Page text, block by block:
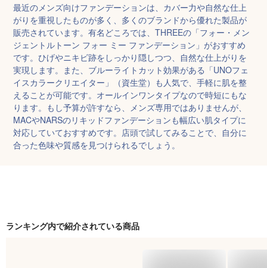
最近のメンズ向けファンデーションは、カバー力や自然な仕上
がりを重視したものが多く、多くのブランドから優れた製品が
販売されています。有名どころでは、THREEの「フォー・メン
ジェントルトーン フォー ミー ファンデーション」がおすすめ
です。ひげやニキビ跡をしっかり隠しつつ、自然な仕上がりを
実現します。また、ブルーライトカット効果がある「UNOフェ
イスカラークリエイター」（資生堂）も人気で、手軽に肌を整
えることが可能です。オールインワンタイプなので時短にもな
ります。もし予算が許すなら、メンズ専用ではありませんが、
MACやNARSのリキッドファンデーションも幅広い肌タイプに
対応していておすすめです。店頭で試してみることで、自分に
合った色味や質感を見つけられるでしょう。
ランキング内で紹介されている商品